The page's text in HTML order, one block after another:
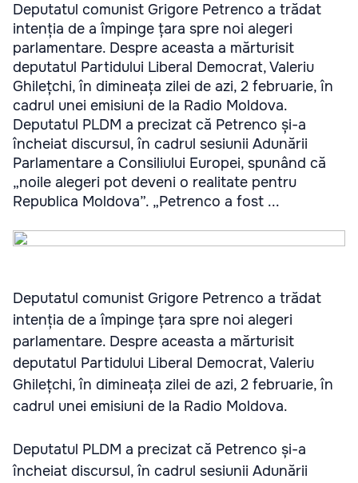
Deputatul comunist Grigore Petrenco a trădat
intenția de a împinge țara spre noi alegeri
parlamentare. Despre aceasta a mărturisit
deputatul Partidului Liberal Democrat, Valeriu
Ghilețchi, în dimineața zilei de azi, 2 februarie, în
cadrul unei emisiuni de la Radio Moldova.
Deputatul PLDM a precizat că Petrenco și-a
încheiat discursul, în cadrul sesiunii Adunării
Parlamentare a Consiliului Europei, spunând că
„noile alegeri pot deveni o realitate pentru
Republica Moldova”. „Petrenco a fost ...
Deputatul comunist Grigore Petrenco a trădat
intenția de a împinge țara spre noi alegeri
parlamentare. Despre aceasta a mărturisit
deputatul Partidului Liberal Democrat, Valeriu
Ghilețchi, în dimineața zilei de azi, 2 februarie, în
cadrul unei emisiuni de la Radio Moldova.
Deputatul PLDM a precizat că Petrenco și-a
încheiat discursul, în cadrul sesiunii Adunării